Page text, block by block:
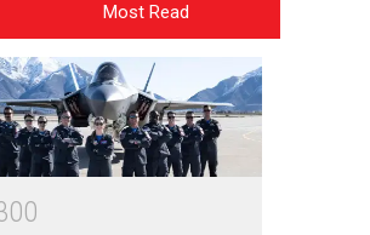
Most Read
00